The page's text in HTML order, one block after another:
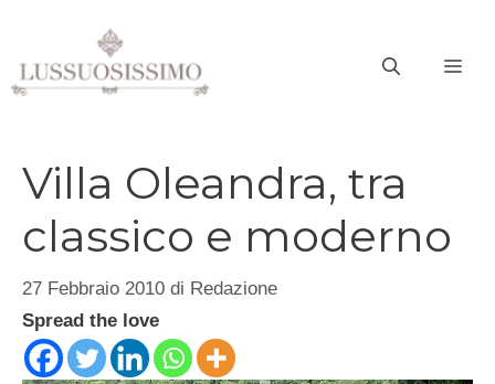
contenuto
Villa Oleandra, tra
classico e moderno
27 Febbraio 2010 di Redazione
Spread the love